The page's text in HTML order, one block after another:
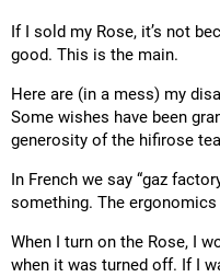
If I sold my Rose, it’s not
good. This is the main.
Here are (in a mess) my
Some wishes have been
generosity of the hifirose
In French we say “gaz
something. The
When I turn on the Rose, I
when it was turned off. If I